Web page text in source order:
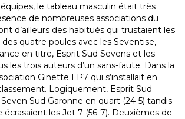
le tableau masculin était très
de nombreuses associations du
d’ailleurs des habitués qui trustaient les
quatre poules avec les Seventise,
en titre, Esprit Sud Sevens et les
les trois auteurs d’un sans-faute. Dans la
Ginette LP7 qui s’installait en
Logiquement, Esprit Sud
Sud Garonne en quart (24-5) tandis
écrasaient les Jet 7 (56-7). Deuxièmes de